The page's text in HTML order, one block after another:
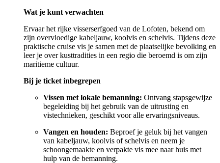
Wat je kunt verwachten
Ervaar het rijke visserserfgoed van de Lofoten, bekend om
zijn overvloedige kabeljauw, koolvis en schelvis. Tijdens deze
praktische cruise vis je samen met de plaatselijke bevolking en
leer je over kusttradities in een regio die beroemd is om zijn
maritieme cultuur.
Bij je ticket inbegrepen
Vissen met lokale bemanning: Ontvang stapsgewijze
begeleiding bij het gebruik van de uitrusting en
vistechnieken, geschikt voor alle ervaringsniveaus.
Vangen en houden: Beproef je geluk bij het vangen
van kabeljauw, koolvis of schelvis en neem je
schoongemaakte en verpakte vis mee naar huis met
hulp van de bemanning.